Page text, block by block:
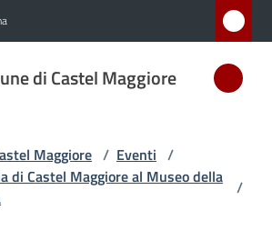
di Castel Maggiore
Maggiore / Eventi /
di Castel Maggiore al Museo della
/